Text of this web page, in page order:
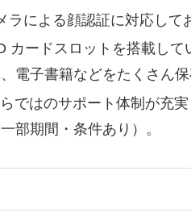
ラによる顔認証に対応して
カードスロットを搭載し
電子書籍などをたくさん保
ではのサポート体制が充
部期間・条件あり）。